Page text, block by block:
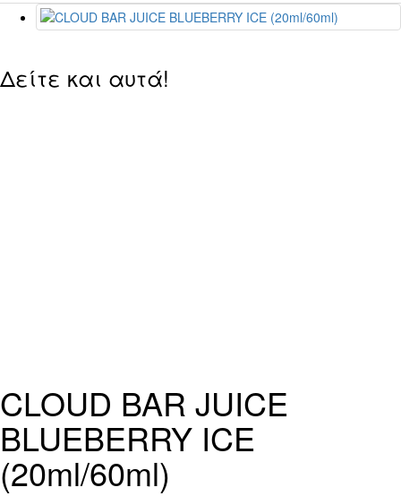
Δείτε και αυτά!
CLOUD BAR JUICE
BLUEBERRY ICE
(20ml/60ml)